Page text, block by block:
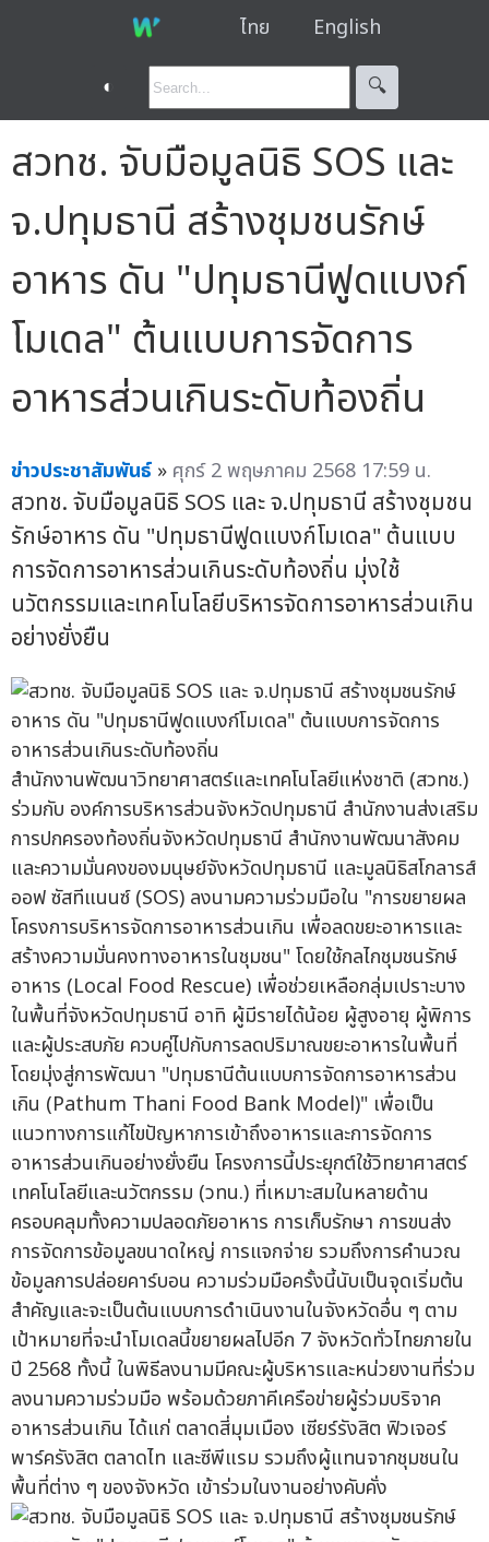
ไทย English
◐ 🔍︎
สวทช. จับมือมูลนิธิ SOS และ
จ.ปทุมธานี สร้างชุมชนรักษ์
อาหาร ดัน "ปทุมธานีฟูดแบงก์
โมเดล" ต้นแบบการจัดการ
อาหารส่วนเกินระดับท้องถิ่น
ข่าวประชาสัมพันธ์ » ศุกร์ 2 พฤษภาคม 2568 17:59 น.
สวทช. จับมือมูลนิธิ SOS และ จ.ปทุมธานี สร้างชุมชน
รักษ์อาหาร ดัน "ปทุมธานีฟูดแบงก์โมเดล" ต้นแบบ
การจัดการอาหารส่วนเกินระดับท้องถิ่น มุ่งใช้
นวัตกรรมและเทคโนโลยีบริหารจัดการอาหารส่วนเกิน
อย่างยั่งยืน
สำนักงานพัฒนาวิทยาศาสตร์และเทคโนโลยีแห่งชาติ (สวทช.)
ร่วมกับ องค์การบริหารส่วนจังหวัดปทุมธานี สำนักงานส่งเสริม
การปกครองท้องถิ่นจังหวัดปทุมธานี สำนักงานพัฒนาสังคม
และความมั่นคงของมนุษย์จังหวัดปทุมธานี และมูลนิธิสโกลารส์
ออฟ ซัสทีแนนซ์ (SOS) ลงนามความร่วมมือใน "การขยายผล
โครงการบริหารจัดการอาหารส่วนเกิน เพื่อลดขยะอาหารและ
สร้างความมั่นคงทางอาหารในชุมชน" โดยใช้กลไกชุมชนรักษ์
อาหาร (Local Food Rescue) เพื่อช่วยเหลือกลุ่มเปราะบาง
ในพื้นที่จังหวัดปทุมธานี อาทิ ผู้มีรายได้น้อย ผู้สูงอายุ ผู้พิการ
และผู้ประสบภัย ควบคู่ไปกับการลดปริมาณขยะอาหารในพื้นที่
โดยมุ่งสู่การพัฒนา "ปทุมธานีต้นแบบการจัดการอาหารส่วน
เกิน (Pathum Thani Food Bank Model)" เพื่อเป็น
แนวทางการแก้ไขปัญหาการเข้าถึงอาหารและการจัดการ
อาหารส่วนเกินอย่างยั่งยืน โครงการนี้ประยุกต์ใช้วิทยาศาสตร์
เทคโนโลยีและนวัตกรรม (วทน.) ที่เหมาะสมในหลายด้าน
ครอบคลุมทั้งความปลอดภัยอาหาร การเก็บรักษา การขนส่ง
การจัดการข้อมูลขนาดใหญ่ การแจกจ่าย รวมถึงการคำนวณ
ข้อมูลการปล่อยคาร์บอน ความร่วมมือครั้งนี้นับเป็นจุดเริ่มต้น
สำคัญและจะเป็นต้นแบบการดำเนินงานในจังหวัดอื่น ๆ ตาม
เป้าหมายที่จะนำโมเดลนี้ขยายผลไปอีก 7 จังหวัดทั่วไทยภายใน
ปี 2568 ทั้งนี้ ในพิธีลงนามมีคณะผู้บริหารและหน่วยงานที่ร่วม
ลงนามความร่วมมือ พร้อมด้วยภาคีเครือข่ายผู้ร่วมบริจาค
อาหารส่วนเกิน ได้แก่ ตลาดสี่มุมเมือง เซียร์รังสิต ฟิวเจอร์
พาร์ครังสิต ตลาดไท และซีพีแรม รวมถึงผู้แทนจากชุมชนใน
พื้นที่ต่าง ๆ ของจังหวัด เข้าร่วมในงานอย่างคับคั่ง